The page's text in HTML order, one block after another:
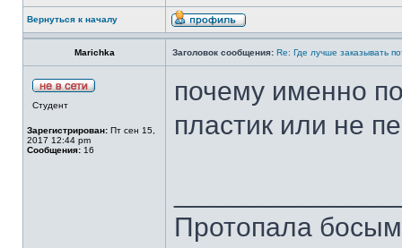
Вернуться к началу
Marichka Заголовок сообщения: Re: Где лучше заказывать
Студент
Зарегистрирован: Пт сен 15,
2017 12:44 pm
Сообщения: 16
почему именно
пластик или не
Протопала